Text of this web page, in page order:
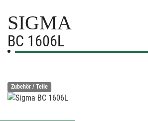
SIGMA
BC 1606L
Zubehör / Teile